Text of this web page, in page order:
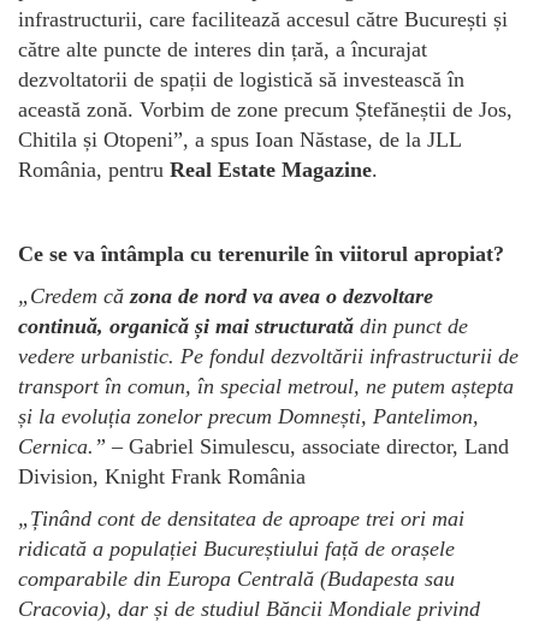
infrastructurii, care facilitează accesul către București și
către alte puncte de interes din țară, a încurajat
dezvoltatorii de spații de logistică să investească în
această zonă. Vorbim de zone precum Ștefăneștii de Jos,
Chitila și Otopeni”, a spus Ioan Năstase, de la JLL
România, pentru Real Estate Magazine.
Ce se va întâmpla cu terenurile în viitorul apropiat?
„Credem că zona de nord va avea o dezvoltare
continuă, organică și mai structurată din punct de
vedere urbanistic. Pe fondul dezvoltării infrastructurii de
transport în comun, în special metroul, ne putem aștepta
și la evoluția zonelor precum Domnești, Pantelimon,
Cernica.” – Gabriel Simulescu, associate director, Land
Division, Knight Frank România
„Ținând cont de densitatea de aproape trei ori mai
ridicată a populației Bucureștiului față de orașele
comparabile din Europa Centrală (Budapesta sau
Cracovia), dar și de studiul Băncii Mondiale privind